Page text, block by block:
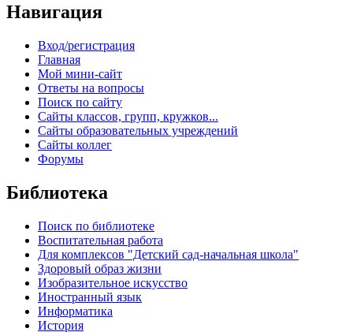
Навигация
Вход/регистрация
Главная
Мой мини-сайт
Ответы на вопросы
Поиск по сайту
Сайты классов, групп, кружков...
Сайты образовательных учреждений
Сайты коллег
Форумы
Библиотека
Поиск по библиотеке
Воспитательная работа
Для комплексов "Детский сад-начальная школа"
Здоровый образ жизни
Изобразительное искусство
Иностранный язык
Информатика
История